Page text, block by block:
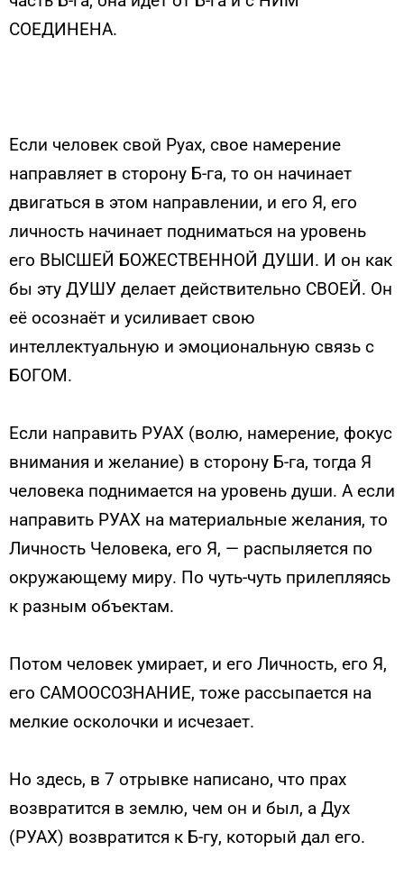
СОЕДИНЕНА.
Если человек свой Руах, свое намерение
направляет в сторону Б-га, то он начинает
двигаться в этом направлении, и его Я, его
личность начинает подниматься на уровень
его ВЫСШЕЙ БОЖЕСТВЕННОЙ ДУШИ. И он как
бы эту ДУШУ делает действительно СВОЕЙ. Он
её осознаёт и усиливает свою
интеллектуальную и эмоциональную связь с
БОГОМ.
Если направить РУАХ (волю, намерение, фокус
внимания и желание) в сторону Б-га, тогда Я
человека поднимается на уровень души. А если
направить РУАХ на материальные желания, то
Личность Человека, его Я, — распыляется по
окружающему миру. По чуть-чуть прилепляясь
к разным объектам.
Потом человек умирает, и его Личность, его Я,
его САМООСОЗНАНИЕ, тоже рассыпается на
мелкие осколочки и исчезает.
Но здесь, в 7 отрывке написано, что прах
возвратится в землю, чем он и был, а Дух
(РУАХ) возвратится к Б-гу, который дал его.